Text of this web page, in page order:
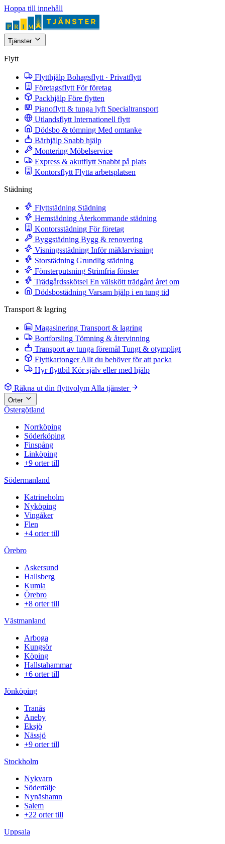
Hoppa till innehåll
Tjänster
Flytt
Flytthjälp Bohagsflytt · Privatflytt
Företagsflytt För företag
Packhjälp Före flytten
Pianoflytt & tunga lyft Specialtransport
Utlandsflytt Internationell flytt
Dödsbo & tömning Med omtanke
Bärhjälp Snabb hjälp
Montering Möbelservice
Express & akutflytt Snabbt på plats
Kontorsflytt Flytta arbetsplatsen
Städning
Flyttstädning Städning
Hemstädning Återkommande städning
Kontorsstädning För företag
Byggstädning Bygg & renovering
Visningsstädning Inför mäklarvisning
Storstädning Grundlig städning
Fönsterputsning Strimfria fönster
Trädgårdsskötsel En välskött trädgård året om
Dödsbostädning Varsam hjälp i en tung tid
Transport & lagring
Magasinering Transport & lagring
Bortforsling Tömning & återvinning
Transport av tunga föremål Tungt & otympligt
Flyttkartonger Allt du behöver för att packa
Hyr flyttbil Kör själv eller med hjälp
Räkna ut din flyttvolym Alla tjänster
Orter
Östergötland
Norrköping
Söderköping
Finspång
Linköping
+9 orter till
Södermanland
Katrineholm
Nyköping
Vingåker
Flen
+4 orter till
Örebro
Askersund
Hallsberg
Kumla
Örebro
+8 orter till
Västmanland
Arboga
Kungsör
Köping
Hallstahammar
+6 orter till
Jönköping
Tranås
Aneby
Eksjö
Nässjö
+9 orter till
Stockholm
Nykvarn
Södertälje
Nynäshamn
Salem
+22 orter till
Uppsala